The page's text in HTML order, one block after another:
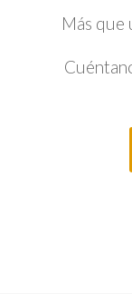
Más que